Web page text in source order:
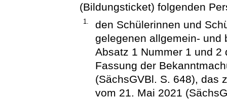
(Bildungsticket) folgenden
1.
den Schülerinnen und
gelegenen allgemein- und
Absatz 1 Nummer 1 und 2
Fassung der
(SächsGVBl. S. 648), das
vom 21. Mai 2021